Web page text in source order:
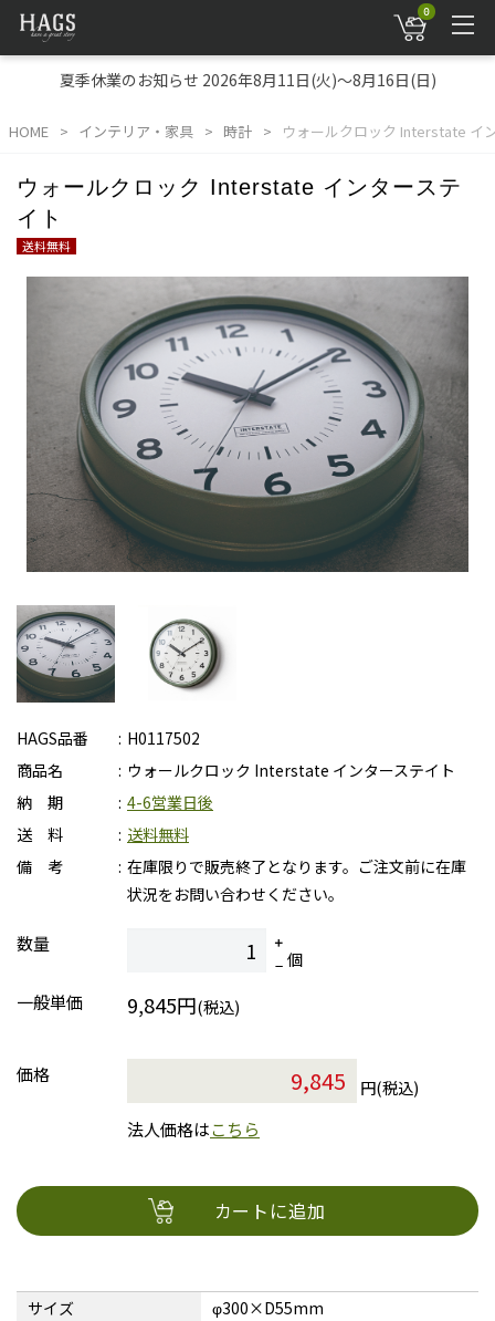
0
夏季休業のお知らせ 2026年8月11日(火)～8月16日(日)
HOME インテリア・家具 時計 ウォールクロック Interstate イ
ウォールクロック Interstate インターステ
イト
送料無料
HAGS品番
H0117502
商品名
ウォールクロック Interstate インターステイト
納 期
4-6営業日後
送 料
送料無料
備 考
在庫限りで販売終了となります。ご注文前に在庫
状況をお問い合わせください。
数量
個
一般単価
9,845円(税込)
価格
円(税込)
法人価格はこちら
カートに追加
サイズ
φ300×D55mm